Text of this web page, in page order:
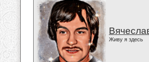
Живу я здесь